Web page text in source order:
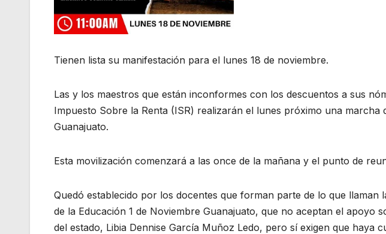
Tienen lista su manifestación para el lunes 18 de noviembre.
Las y los maestros que están inconformes con los descuentos a sus
Impuesto Sobre la Renta (ISR) realizarán el lunes próximo una marcha
Guanajuato.
Esta movilización comenzará a las once de la mañana y el punto de
Quedó establecido por los docentes que forman parte de lo que llaman
de la Educación 1 de Noviembre Guanajuato, que no aceptan el apoyo
del estado, Libia Dennise García Muñoz Ledo, pero sí exigen que haya